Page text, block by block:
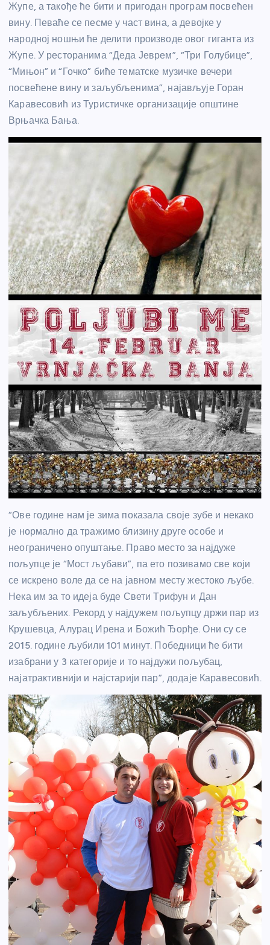
Жупе, а такође ће бити и пригодан програм посвећен
вину. Певаће се песме у част вина, а девојке у
народној ношњи ће делити производе овог гиганта из
Жупе. У ресторанима “Деда Јеврем”, “Три Голубице”,
“Мињон” и “Гочко” биће тематске музичке вечери
посвећене вину и заљубљенима”, најављује Горан
Каравесовић из Туристичке организације општине
Врњачка Бања.
“Ове године нам је зима показала своје зубе и некако
је нормално да тражимо близину друге особе и
неограничено опуштање. Право место за најдуже
пољупце је “Мост љубави”, па ето позивамо све који
се искрено воле да се на јавном месту жестоко љубе.
Нека им за то идеја буде Свети Трифун и Дан
заљубљених. Рекорд у најдужем пољупцу држи пар из
Крушевца, Алурац Ирена и Божић Ђорђе. Они су се
2015. године љубили 101 минут. Победници ће бити
изабрани у 3 категорије и то најдужи пољубац,
најатрактивнији и најстарији пар”, додаје Каравесовић.